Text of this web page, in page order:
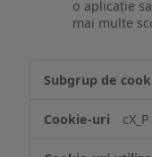
o aplicație
mai multe
și/sau
informațiilor
cX_P